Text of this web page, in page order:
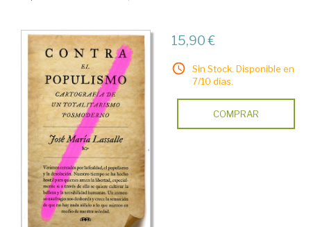
15,90 €
Sin Stock. Disponible en
7/10 días.
COMPRAR